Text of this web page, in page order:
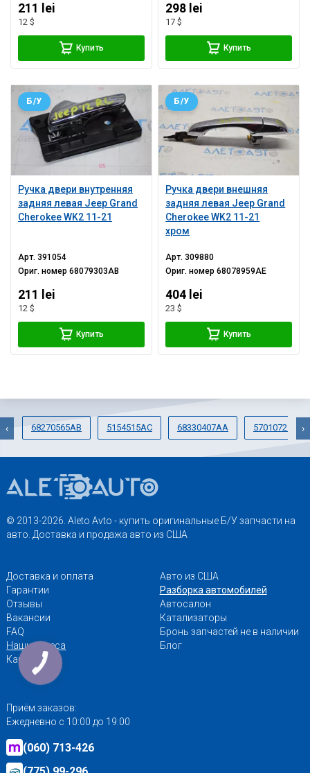
211 lei
12 $
Купить
298 lei
17 $
Купить
Ручка двери внутренняя
задняя левая Jeep Grand
Cherokee WK2 11-21
Б/У
Арт.391054
Ориг. номер68079303AB
211 lei
12 $
Купить
Ручка двери внешняя
задняя левая Jeep Grand
Cherokee WK2 11-21
хром
Б/У
Арт.309880
Ориг. номер68078959AE
404 lei
23 $
Купить
68270565AB 5154515AC 68330407AA 57010721AB
‹ ›
© 2013-2026. Aleto Avto - купить оригинальные Б/У запчасти на
авто. Доставка и продажа авто из США
Доставка и оплата
Гарантии
Отзывы
Вакансии
FAQ
Наши адреса
Карта сайта
Авто из США
Разборка автомобилей
Автосалон
Катализаторы
Бронь запчастей не в наличии
Блог
Приём заказов:
Ежедневно с 10:00 до 19:00
(060) 713-426